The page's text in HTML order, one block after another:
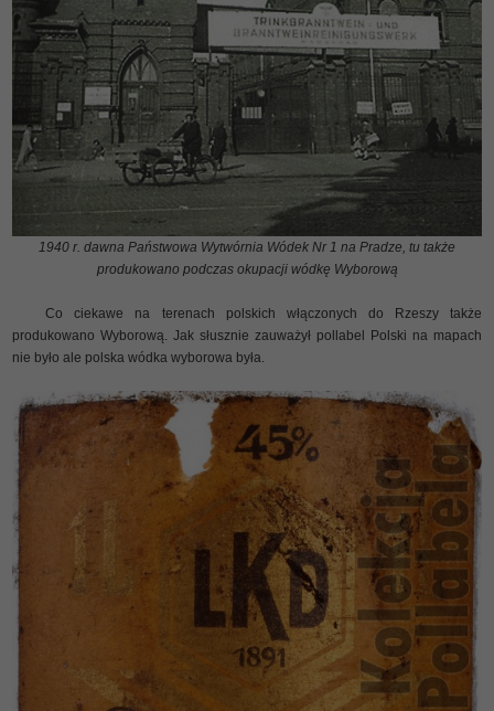
1940 r. dawna Państwowa Wytwórnia Wódek Nr 1 na Pradze, tu także
produkowano podczas okupacji wódkę Wyborową
Co ciekawe na terenach polskich włączonych do Rzeszy także
produkowano Wyborową. Jak słusznie zauważył pollabel Polski na mapach
nie było ale polska wódka wyborowa była.